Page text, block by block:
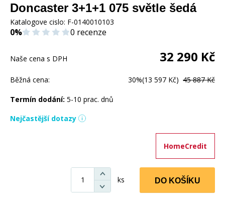
Doncaster 3+1+1 075 světle šedá
Katalogove cislo: F-0140010103
0% 0 recenze
Naše cena s DPH 32 290 Kč
Běžná cena: 30%(13 597 Kč) 45 887 Kč
Termín dodání: 5-10 prac. dnů
Nejčastější dotazy
HomeCredit
ks DO KOŠÍKU